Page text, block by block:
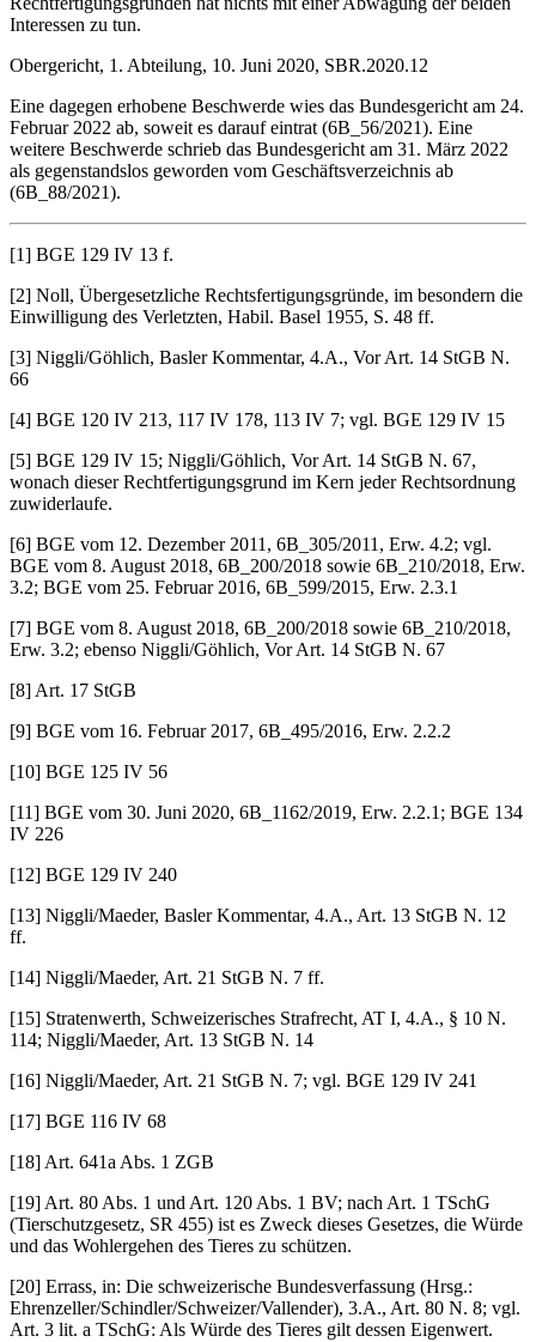
Interessen zu tun.
Obergericht, 1. Abteilung, 10. Juni 2020, SBR.2020.12
Eine dagegen erhobene Beschwerde wies das Bundesgericht am 24.
Februar 2022 ab, soweit es darauf eintrat (6B_56/2021). Eine
weitere Beschwerde schrieb das Bundesgericht am 31. März 2022
als gegenstandslos geworden vom Geschäftsverzeichnis ab
(6B_88/2021).
[1] BGE 129 IV 13 f.
[2] Noll, Übergesetzliche Rechtsfertigungsgründe, im besondern die
Einwilligung des Verletzten, Habil. Basel 1955, S. 48 ff.
[3] Niggli/Göhlich, Basler Kommentar, 4.A., Vor Art. 14 StGB N.
66
[4] BGE 120 IV 213, 117 IV 178, 113 IV 7; vgl. BGE 129 IV 15
[5] BGE 129 IV 15; Niggli/Göhlich, Vor Art. 14 StGB N. 67,
wonach dieser Rechtfertigungsgrund im Kern jeder Rechtsordnung
zuwiderlaufe.
[6] BGE vom 12. Dezember 2011, 6B_305/2011, Erw. 4.2; vgl.
BGE vom 8. August 2018, 6B_200/2018 sowie 6B_210/2018, Erw.
3.2; BGE vom 25. Februar 2016, 6B_599/2015, Erw. 2.3.1
[7] BGE vom 8. August 2018, 6B_200/2018 sowie 6B_210/2018,
Erw. 3.2; ebenso Niggli/Göhlich, Vor Art. 14 StGB N. 67
[8] Art. 17 StGB
[9] BGE vom 16. Februar 2017, 6B_495/2016, Erw. 2.2.2
[10] BGE 125 IV 56
[11] BGE vom 30. Juni 2020, 6B_1162/2019, Erw. 2.2.1; BGE 134
IV 226
[12] BGE 129 IV 240
[13] Niggli/Maeder, Basler Kommentar, 4.A., Art. 13 StGB N. 12
ff.
[14] Niggli/Maeder, Art. 21 StGB N. 7 ff.
[15] Stratenwerth, Schweizerisches Strafrecht, AT I, 4.A., § 10 N.
114; Niggli/Maeder, Art. 13 StGB N. 14
[16] Niggli/Maeder, Art. 21 StGB N. 7; vgl. BGE 129 IV 241
[17] BGE 116 IV 68
[18] Art. 641a Abs. 1 ZGB
[19] Art. 80 Abs. 1 und Art. 120 Abs. 1 BV; nach Art. 1 TSchG
(Tierschutzgesetz, SR 455) ist es Zweck dieses Gesetzes, die Würde
und das Wohlergehen des Tieres zu schützen.
[20] Errass, in: Die schweizerische Bundesverfassung (Hrsg.:
Ehrenzeller/Schindler/Schweizer/Vallender), 3.A., Art. 80 N. 8; vgl.
Art. 3 lit. a TSchG: Als Würde des Tieres gilt dessen Eigenwert.